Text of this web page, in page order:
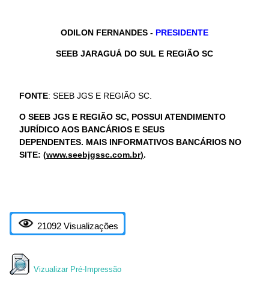
ODILON FERNANDES - PRESIDENTE
SEEB JARAGUÁ DO SUL E REGIÃO SC
FONTE: SEEB JGS E REGIÃO SC.
O SEEB JGS E REGIÃO SC, POSSUI ATENDIMENTO
JURÍDICO AOS BANCÁRIOS E SEUS
DEPENDENTES. MAIS INFORMATIVOS BANCÁRIOS NO
SITE: (www.seebjgssc.com.br).
21092 Visualizações
Vizualizar Pré-Impressão